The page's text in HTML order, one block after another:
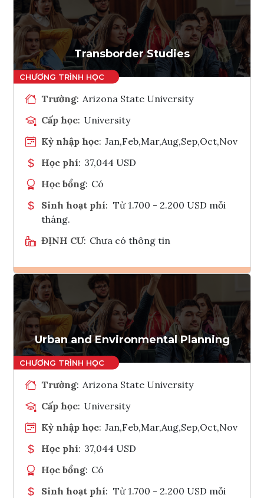
Ghi danh
Tham vấn Interlink
Transborder Studies
Trường: Arizona State University
Cấp học: University
Kỳ nhập học: Jan,Feb,Mar,Aug,Sep,Oct,Nov
Học phí: 37,044 USD
Học bổng: Có
Sinh hoạt phí: Từ 1.700 - 2.200 USD mỗi
tháng.
ĐỊNH CƯ: Chưa có thông tin
Ghi danh
Tham vấn Interlink
Urban and Environmental Planning
Trường: Arizona State University
Cấp học: University
Kỳ nhập học: Jan,Feb,Mar,Aug,Sep,Oct,Nov
Học phí: 37,044 USD
Học bổng: Có
Sinh hoạt phí: Từ 1.700 - 2.200 USD mỗi